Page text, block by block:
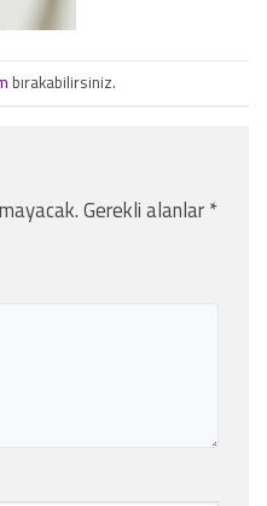
bırakabilirsiniz.
Gerekli alanlar*